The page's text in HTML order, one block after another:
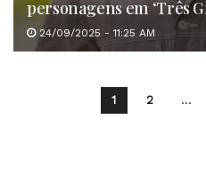
personagens em ‘Três
24/09/2025 - 11:25 AM
1 2 …